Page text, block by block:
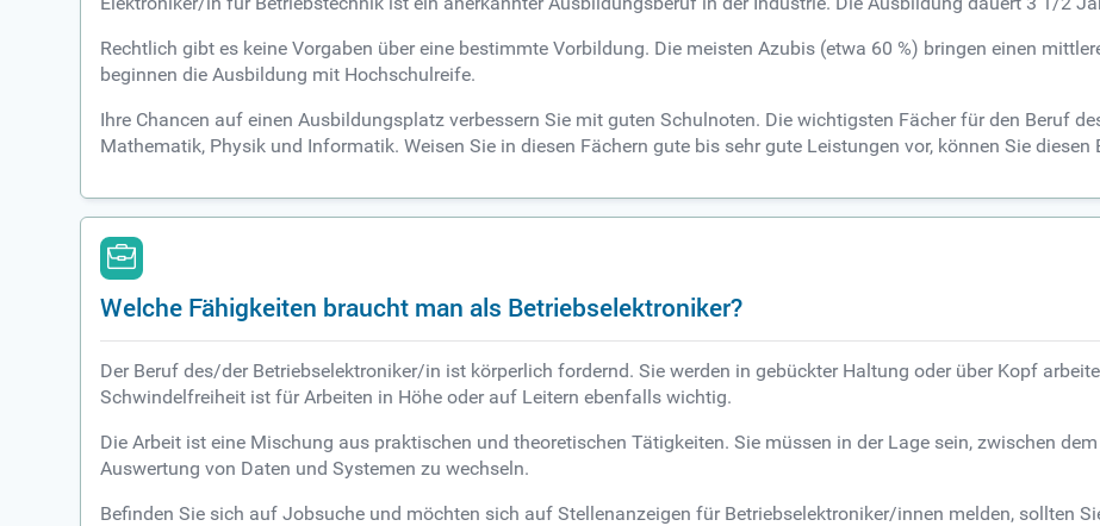
Rechtlich gibt es keine Vorgaben über eine bestimmte Vorbildung. Die meisten Azubis (etwa 60 %) bringen einen
beginnen die Ausbildung mit Hochschulreife.
Ihre Chancen auf einen Ausbildungsplatz verbessern Sie mit guten Schulnoten. Die wichtigsten Fächer für den Beruf
Mathematik, Physik und Informatik. Weisen Sie in diesen Fächern gute bis sehr gute Leistungen vor, können Sie
Welche Fähigkeiten braucht man als Betriebselektroniker?
Der Beruf des/der Betriebselektroniker/in ist körperlich fordernd. Sie werden in gebückter Haltung oder über Kopf
Schwindelfreiheit ist für Arbeiten in Höhe oder auf Leitern ebenfalls wichtig.
Die Arbeit ist eine Mischung aus praktischen und theoretischen Tätigkeiten. Sie müssen in der Lage sein, zwischen
Auswertung von Daten und Systemen zu wechseln.
Befinden Sie sich auf Jobsuche und möchten sich auf Stellenanzeigen für Betriebselektroniker/innen melden, sollten